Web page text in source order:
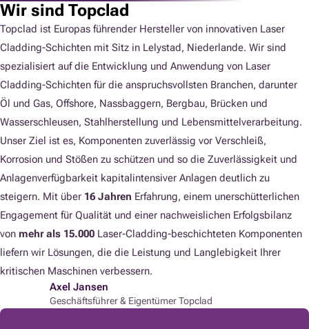
Wir sind Topclad
Topclad ist Europas führender Hersteller von innovativen Laser
Cladding-Schichten mit Sitz in Lelystad, Niederlande. Wir sind
spezialisiert auf die Entwicklung und Anwendung von Laser
Cladding-Schichten für die anspruchsvollsten Branchen, darunter
Öl und Gas, Offshore, Nassbaggern, Bergbau, Brücken und
Wasserschleusen, Stahlherstellung und Lebensmittelverarbeitung.
Unser Ziel ist es, Komponenten zuverlässig vor Verschleiß,
Korrosion und Stößen zu schützen und so die Zuverlässigkeit und
Anlagenverfügbarkeit kapitalintensiver Anlagen deutlich zu
steigern. Mit über 16 Jahren Erfahrung, einem unerschütterlichen
Engagement für Qualität und einer nachweislichen Erfolgsbilanz
von mehr als 15.000 Laser-Cladding-beschichteten Komponenten
liefern wir Lösungen, die die Leistung und Langlebigkeit Ihrer
kritischen Maschinen verbessern.
Axel Jansen
Geschäftsführer & Eigentümer Topclad